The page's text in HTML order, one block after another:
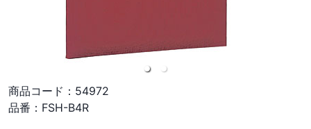
商品コード： 54972
品番： FSH-B4R